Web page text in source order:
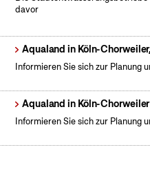
davor
Aqualand in Köln-
Informieren Sie sich zur Planung
Aqualand in Köln-Chorweiler
Informieren Sie sich zur Planung